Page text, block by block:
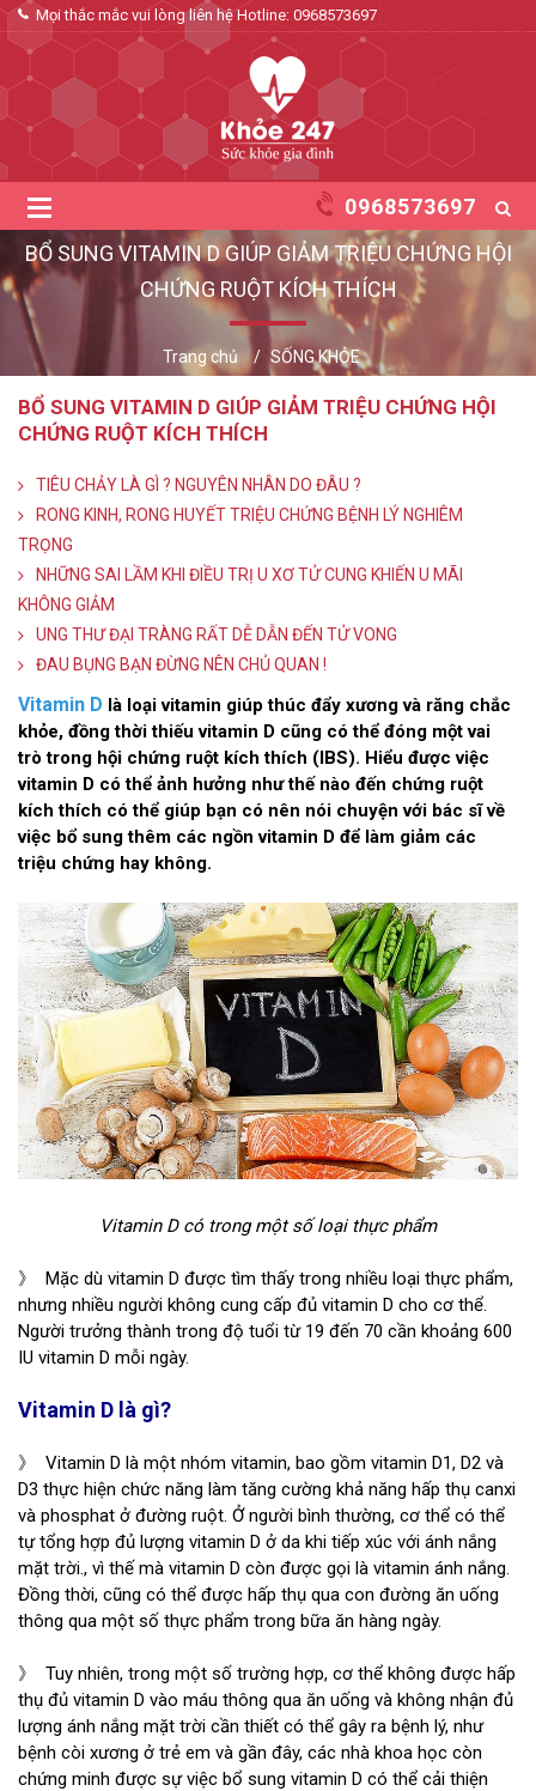
Mọi thắc mắc vui lòng liên hệ Hotline: 0968573697
0968573697
BỔ SUNG VITAMIN D GIÚP GIẢM TRIỆU CHỨNG HỘI
CHỨNG RUỘT KÍCH THÍCH
Trang chủ SỐNG KHỎE
BỔ SUNG VITAMIN D GIÚP GIẢM TRIỆU CHỨNG HỘI
CHỨNG RUỘT KÍCH THÍCH
TIÊU CHẢY LÀ GÌ ? NGUYÊN NHÂN DO ĐÂU ?
RONG KINH, RONG HUYẾT TRIỆU CHỨNG BỆNH LÝ NGHIÊM
TRỌNG
NHỮNG SAI LẦM KHI ĐIỀU TRỊ U XƠ TỬ CUNG KHIẾN U MÃI
KHÔNG GIẢM
UNG THƯ ĐẠI TRÀNG RẤT DỄ DẪN ĐẾN TỬ VONG
ĐAU BỤNG BẠN ĐỪNG NÊN CHỦ QUAN !
Vitamin D là loại vitamin giúp thúc đẩy xương và răng chắc
khỏe, đồng thời thiếu vitamin D cũng có thể đóng một vai
trò trong hội chứng ruột kích thích (IBS). Hiểu được việc
vitamin D có thể ảnh hưởng như thế nào đến chứng ruột
kích thích có thể giúp bạn có nên nói chuyện với bác sĩ về
việc bổ sung thêm các ngồn vitamin D để làm giảm các
triệu chứng hay không.
Vitamin D có trong một số loại thực phẩm
》 Mặc dù vitamin D được tìm thấy trong nhiều loại thực phẩm,
nhưng nhiều người không cung cấp đủ vitamin D cho cơ thể.
Người trưởng thành trong độ tuổi từ 19 đến 70 cần khoảng 600
IU vitamin D mỗi ngày.
Vitamin D là gì?
》 Vitamin D là một nhóm vitamin, bao gồm vitamin D1, D2 và
D3 thực hiện chức năng làm tăng cường khả năng hấp thụ canxi
và phosphat ở đường ruột. Ở người bình thường, cơ thể có thể
tự tổng hợp đủ lượng vitamin D ở da khi tiếp xúc với ánh nắng
mặt trời., vì thế mà vitamin D còn được gọi là vitamin ánh nắng.
Đồng thời, cũng có thể được hấp thụ qua con đường ăn uống
thông qua một số thực phẩm trong bữa ăn hàng ngày.
》 Tuy nhiên, trong một số trường hợp, cơ thể không được hấp
thụ đủ vitamin D vào máu thông qua ăn uống và không nhận đủ
lượng ánh nắng mặt trời cần thiết có thể gây ra bệnh lý, như
bệnh còi xương ở trẻ em và gần đây, các nhà khoa học còn
chứng minh được sự việc bổ sung vitamin D có thể cải thiện